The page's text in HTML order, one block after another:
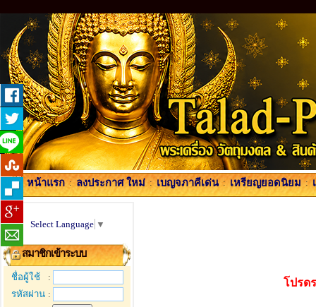
หน้าแรก : ลงประกาศ ใหม่ : เบญจภาคีเด่น : เหรียญยอดนิยม :
Select Language ▼
สมาชิกเข้าระบบ
ชื่อผู้ใช้
:
รหัสผ่าน :
โปรด